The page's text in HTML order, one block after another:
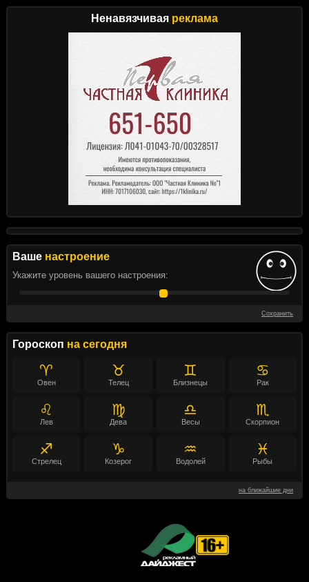
Ненавязчивая реклама
Ваше настроение
Укажите уровень вашего настроения:
Сохранить
Гороскоп на сегодня
♈
Овен
♉
Телец
♊
Близнецы
♋
Рак
♌
Лев
♍
Дева
♎
Весы
♏
Скорпион
♐
Стрелец
♑
Козерог
♒
Водолей
♓
Рыбы
на ближайшие дни